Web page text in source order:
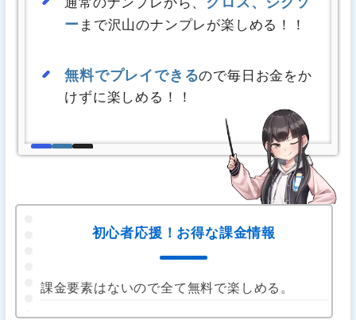
ー まで沢山のナンプレが楽しめる！！
無料でプレイできるので毎日お金をか
けずに楽しめる！！
初心者応援！お得な課金情報
課金要素はないので全て無料で楽しめる。